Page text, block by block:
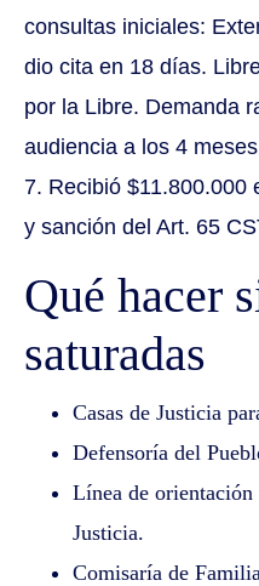
consultas iniciales:
dio cita en 18 días.
por la Libre. Demanda
audiencia a los 4
7. Recibió $11.800.000
y sanción del Art. 65
Qué hacer
saturadas
Casas de Justicia
Defensoría del
Línea de
Justicia.
Comisaría de